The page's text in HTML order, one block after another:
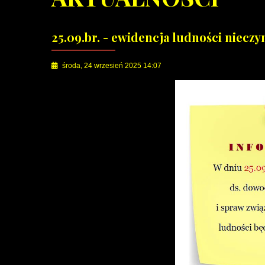
25.09.br. - ewidencja ludności
środa, 24 wrzesień 2025 14:07